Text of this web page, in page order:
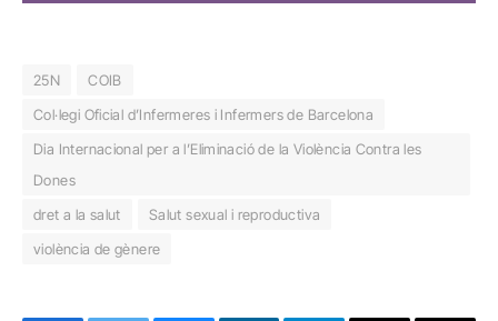
25N
COIB
Col·legi Oficial d’Infermeres i Infermers de Barcelona
Dia Internacional per a l’Eliminació de la Violència Contra les
Dones
dret a la salut
Salut sexual i reproductiva
violència de gènere